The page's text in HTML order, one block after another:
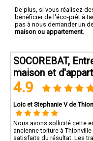
De plus, si vous réalisez
bénéficier de l'éco-prêt à
pas à nous demander un
maison ou appartement
SOCOREBAT,
maison et
4.9
Loic et Stephanie V de
Nous avons sollicité cette
ancienne toiture à
satisfaits du résultat. Les